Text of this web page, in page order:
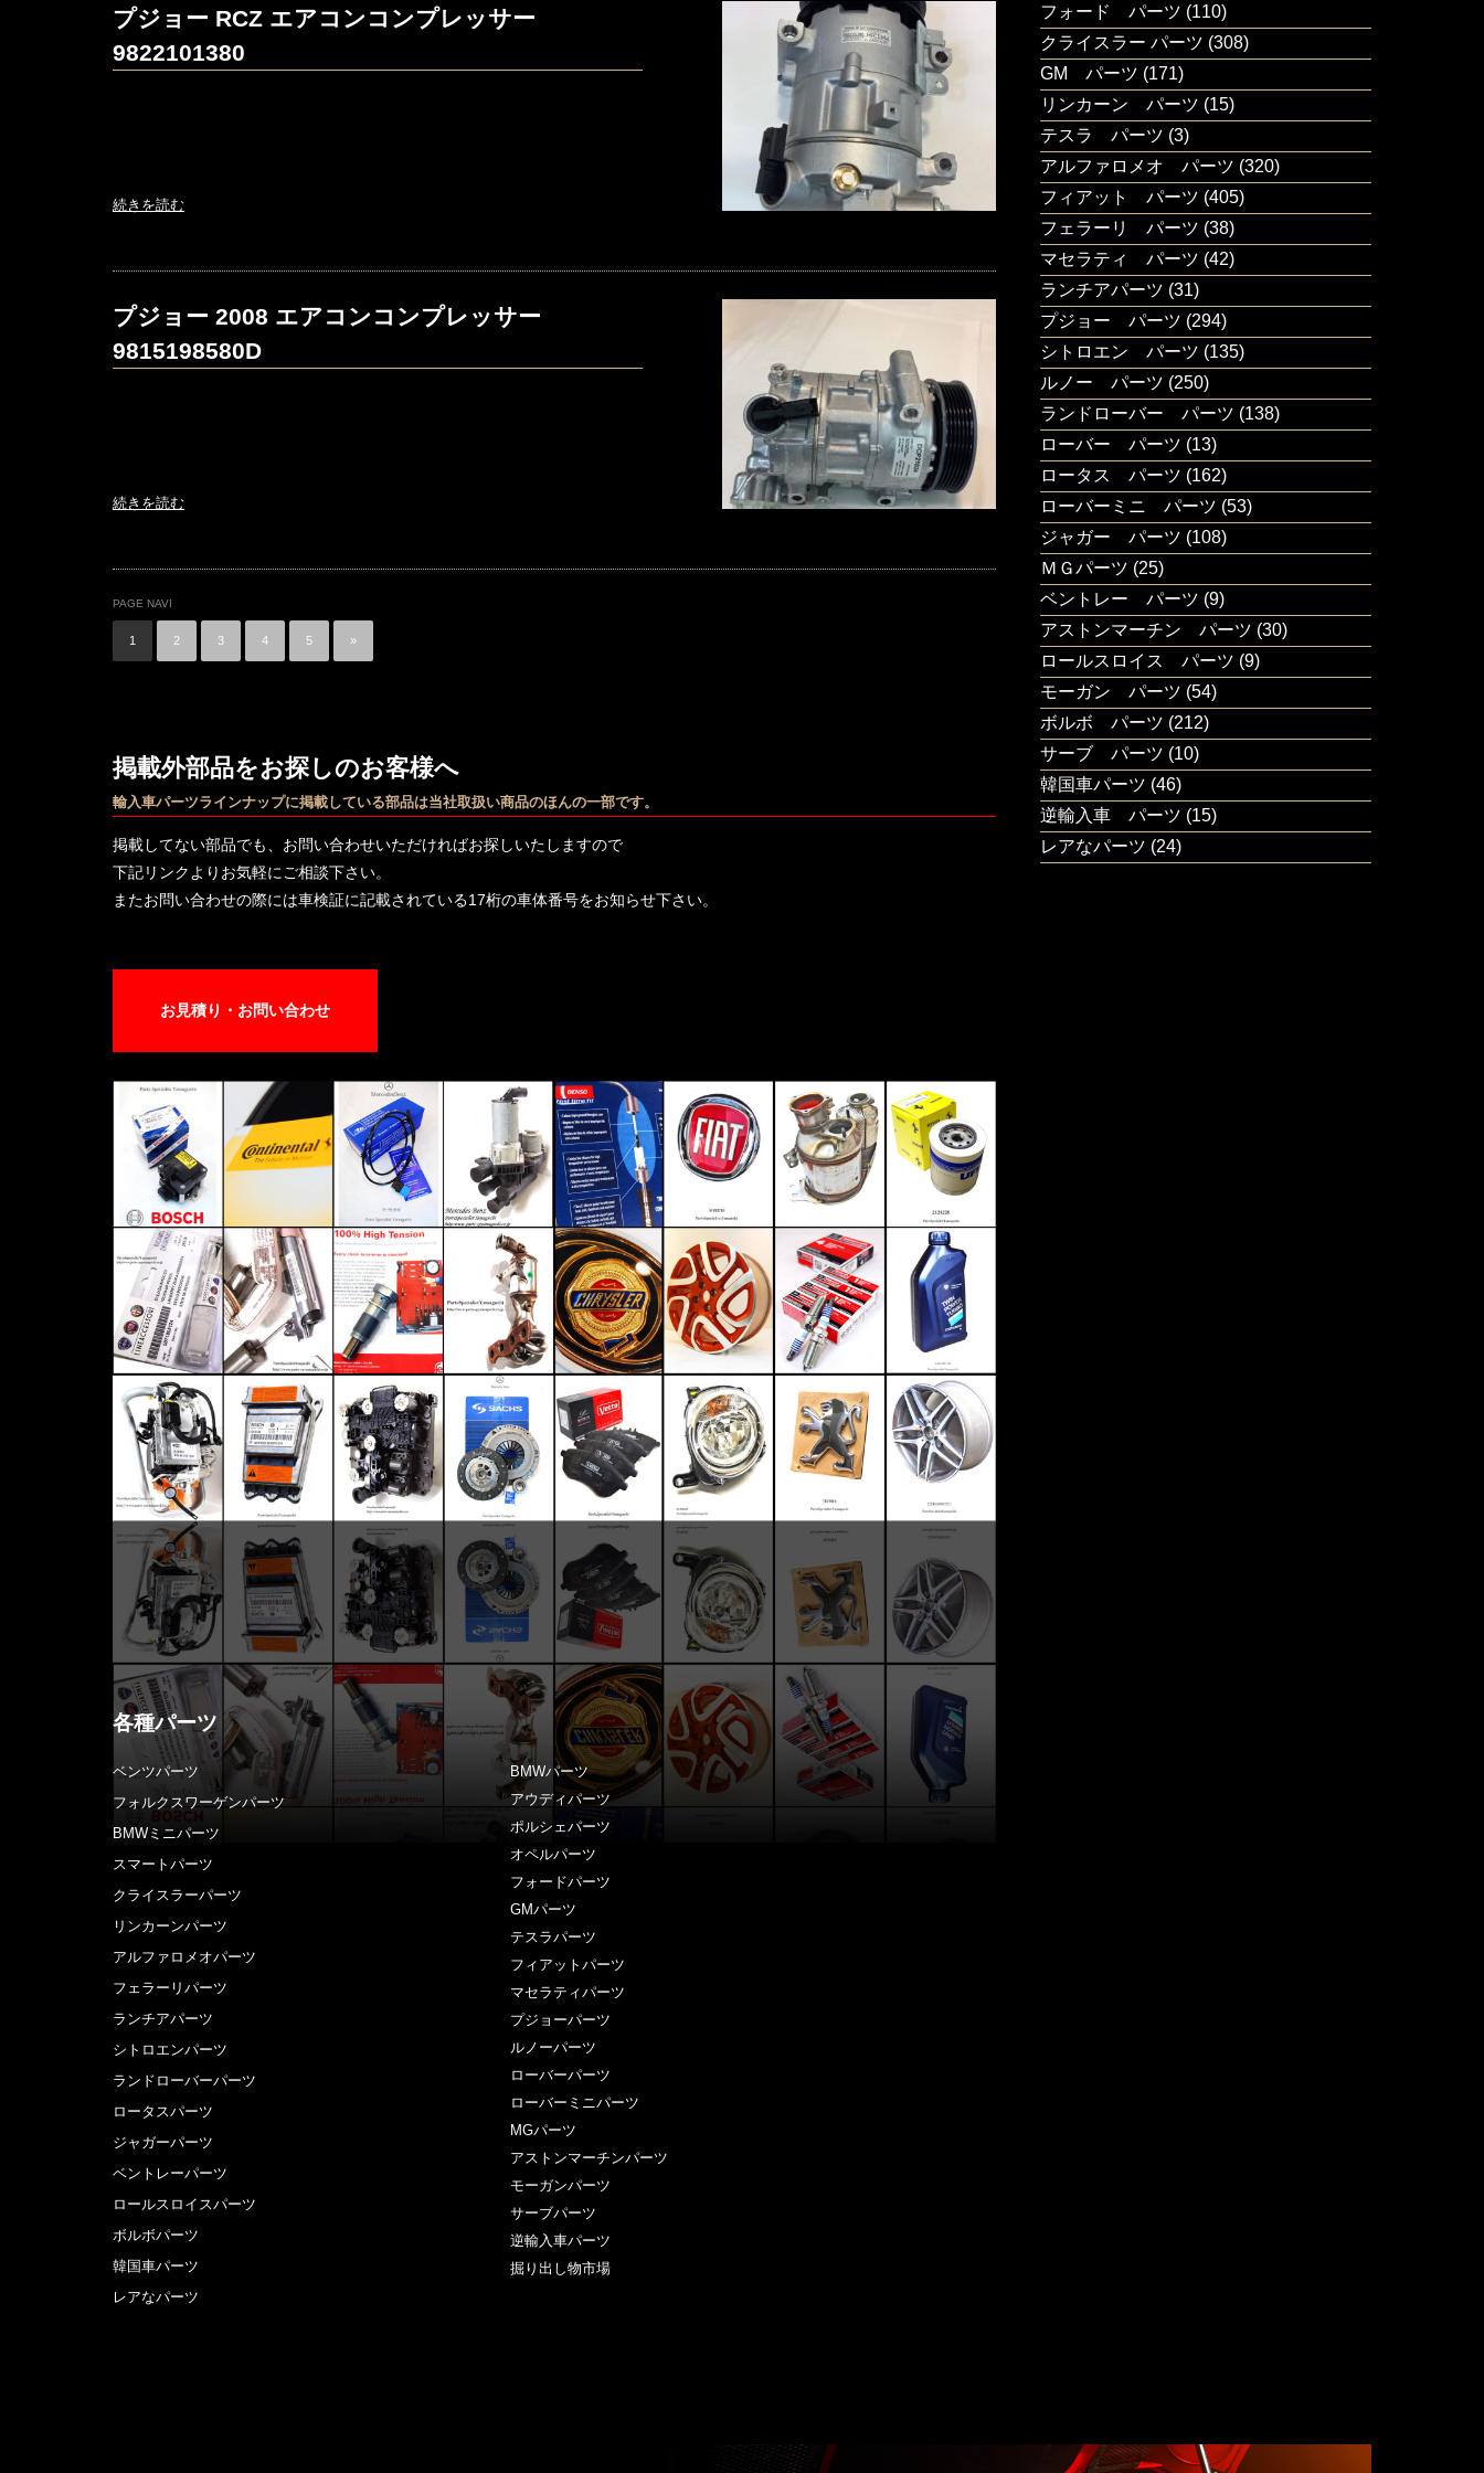
プジョー RCZ エアコンコンプレッサー
9822101380
続きを読む
プジョー 2008 エアコンコンプレッサー
9815198580D
続きを読む
PAGE NAVI
1 2 3 4 5 »
掲載外部品をお探しのお客様へ
輸入車パーツラインナップに掲載している部品は当社取扱い商品のほんの一部です。
掲載してない部品でも、お問い合わせいただければお探しいたしますので
下記リンクよりお気軽にご相談下さい。
またお問い合わせの際には車検証に記載されている17桁の車体番号をお知らせ下さい。
お見積り・お問い合わせ
各種パーツ
ベンツパーツ
フォルクスワーゲンパーツ
BMWミニパーツ
スマートパーツ
クライスラーパーツ
リンカーンパーツ
アルファロメオパーツ
フェラーリパーツ
ランチアパーツ
シトロエンパーツ
ランドローバーパーツ
ロータスパーツ
ジャガーパーツ
ベントレーパーツ
ロールスロイスパーツ
ボルボパーツ
韓国車パーツ
レアなパーツ
BMWパーツ
アウディパーツ
ポルシェパーツ
オペルパーツ
フォードパーツ
GMパーツ
テスラパーツ
フィアットパーツ
マセラティパーツ
プジョーパーツ
ルノーパーツ
ローバーパーツ
ローバーミニパーツ
MGパーツ
アストンマーチンパーツ
モーガンパーツ
サーブパーツ
逆輸入車パーツ
掘り出し物市場
フォード パーツ (110)
クライスラー パーツ (308)
GM パーツ (171)
リンカーン パーツ (15)
テスラ パーツ (3)
アルファロメオ パーツ (320)
フィアット パーツ (405)
フェラーリ パーツ (38)
マセラティ パーツ (42)
ランチアパーツ (31)
プジョー パーツ (294)
シトロエン パーツ (135)
ルノー パーツ (250)
ランドローバー パーツ (138)
ローバー パーツ (13)
ロータス パーツ (162)
ローバーミニ パーツ (53)
ジャガー パーツ (108)
ＭＧパーツ (25)
ベントレー パーツ (9)
アストンマーチン パーツ (30)
ロールスロイス パーツ (9)
モーガン パーツ (54)
ボルボ パーツ (212)
サーブ パーツ (10)
韓国車パーツ (46)
逆輸入車 パーツ (15)
レアなパーツ (24)